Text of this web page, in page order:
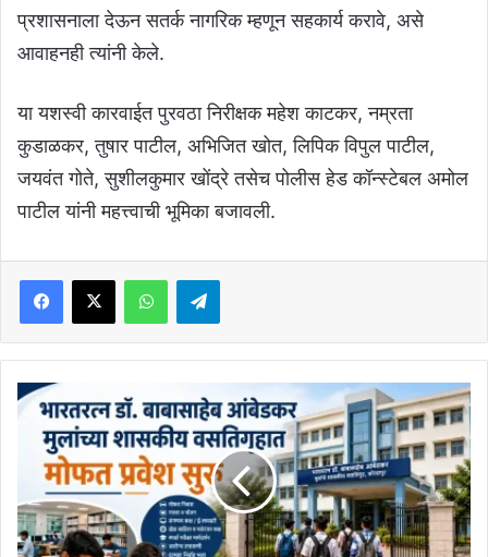
प्रशासनाला देऊन सतर्क नागरिक म्हणून सहकार्य करावे, असे
आवाहनही त्यांनी केले.
या यशस्वी कारवाईत पुरवठा निरीक्षक महेश काटकर, नम्रता
कुडाळकर, तुषार पाटील, अभिजित खोत, लिपिक विपुल पाटील,
जयवंत गोते, सुशीलकुमार खोंद्रे तसेच पोलीस हेड कॉन्स्टेबल अमोल
पाटील यांनी महत्त्वाची भूमिका बजावली.
Facebook
X WhatsAppTelegram
भारतरत्न
बाबासाहेब
आंबेडकर
मुलांच्या
शासकीय
वसतिगृहात
मोफत